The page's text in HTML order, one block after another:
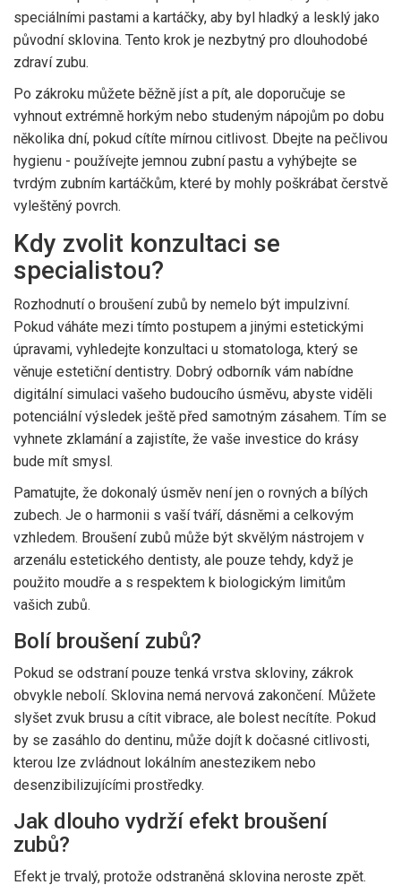
speciálními pastami a kartáčky, aby byl hladký a lesklý jako
původní sklovina. Tento krok je nezbytný pro dlouhodobé
zdraví zubu.
Po zákroku můžete běžně jíst a pít, ale doporučuje se
vyhnout extrémně horkým nebo studeným nápojům po dobu
několika dní, pokud cítíte mírnou citlivost. Dbejte na pečlivou
hygienu - používejte jemnou zubní pastu a vyhýbejte se
tvrdým zubním kartáčkům, které by mohly poškrábat čerstvě
vyleštěný povrch.
Kdy zvolit konzultaci se
specialistou?
Rozhodnutí o broušení zubů by nemelo být impulzivní.
Pokud váháte mezi tímto postupem a jinými estetickými
úpravami, vyhledejte konzultaci u stomatologa, který se
věnuje estetiční dentistry. Dobrý odborník vám nabídne
digitální simulaci vašeho budoucího úsměvu, abyste viděli
potenciální výsledek ještě před samotným zásahem. Tím se
vyhnete zklamání a zajistíte, že vaše investice do krásy
bude mít smysl.
Pamatujte, že dokonalý úsměv není jen o rovných a bílých
zubech. Je o harmonii s vaší tváří, dásněmi a celkovým
vzhledem. Broušení zubů může být skvělým nástrojem v
arzenálu estetického dentisty, ale pouze tehdy, když je
použito moudře a s respektem k biologickým limitům
vašich zubů.
Bolí broušení zubů?
Pokud se odstraní pouze tenká vrstva skloviny, zákrok
obvykle nebolí. Sklovina nemá nervová zakončení. Můžete
slyšet zvuk brusu a cítit vibrace, ale bolest necítíte. Pokud
by se zasáhlo do dentinu, může dojít k dočasné citlivosti,
kterou lze zvládnout lokálním anestezikem nebo
desenzibilizujícími prostředky.
Jak dlouho vydrží efekt broušení
zubů?
Efekt je trvalý, protože odstraněná sklovina neroste zpět.